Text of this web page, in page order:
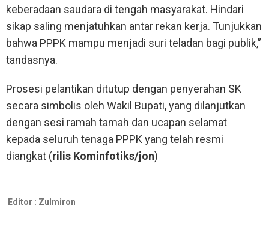
keberadaan saudara di tengah masyarakat. Hindari
sikap saling menjatuhkan antar rekan kerja. Tunjukkan
bahwa PPPK mampu menjadi suri teladan bagi publik,”
tandasnya.
Prosesi pelantikan ditutup dengan penyerahan SK
secara simbolis oleh Wakil Bupati, yang dilanjutkan
dengan sesi ramah tamah dan ucapan selamat
kepada seluruh tenaga PPPK yang telah resmi
diangkat (rilis Kominfotiks/jon)
Editor : Zulmiron